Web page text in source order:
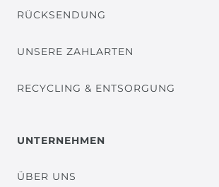
RÜCKSENDUNG
UNSERE ZAHLARTEN
RECYCLING & ENTSORGUNG
UNTERNEHMEN
ÜBER UNS